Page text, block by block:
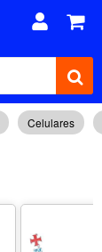
Celulares